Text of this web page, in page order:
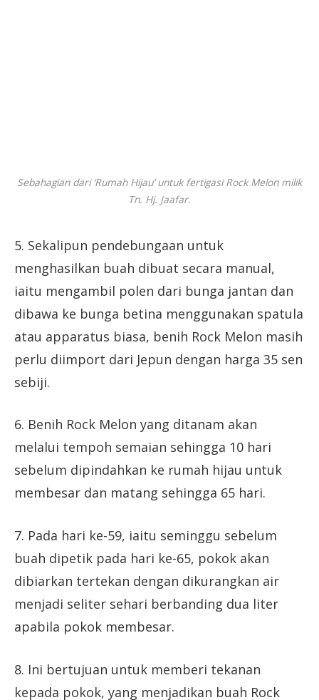
Sebahagian dari ‘Rumah Hijau’ untuk fertigasi Rock Melon milik
Tn. Hj. Jaafar.
5. Sekalipun pendebungaan untuk
menghasilkan buah dibuat secara manual,
iaitu mengambil polen dari bunga jantan dan
dibawa ke bunga betina menggunakan spatula
atau apparatus biasa, benih Rock Melon masih
perlu diimport dari Jepun dengan harga 35 sen
sebiji.
6. Benih Rock Melon yang ditanam akan
melalui tempoh semaian sehingga 10 hari
sebelum dipindahkan ke rumah hijau untuk
membesar dan matang sehingga 65 hari.
7. Pada hari ke-59, iaitu seminggu sebelum
buah dipetik pada hari ke-65, pokok akan
dibiarkan tertekan dengan dikurangkan air
menjadi seliter sehari berbanding dua liter
apabila pokok membesar.
8. Ini bertujuan untuk memberi tekanan
kepada pokok, yang menjadikan buah Rock